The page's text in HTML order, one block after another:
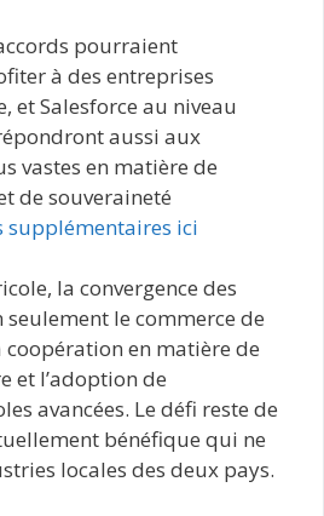
pourraient
à des entreprises
et Salesforce au niveau
aussi aux
vastes en matière de
de souveraineté
supplémentaires ici
la convergence des
le commerce de
en matière de
et l’adoption de
avancées. Le défi reste de
bénéfique qui ne
locales des deux pays.